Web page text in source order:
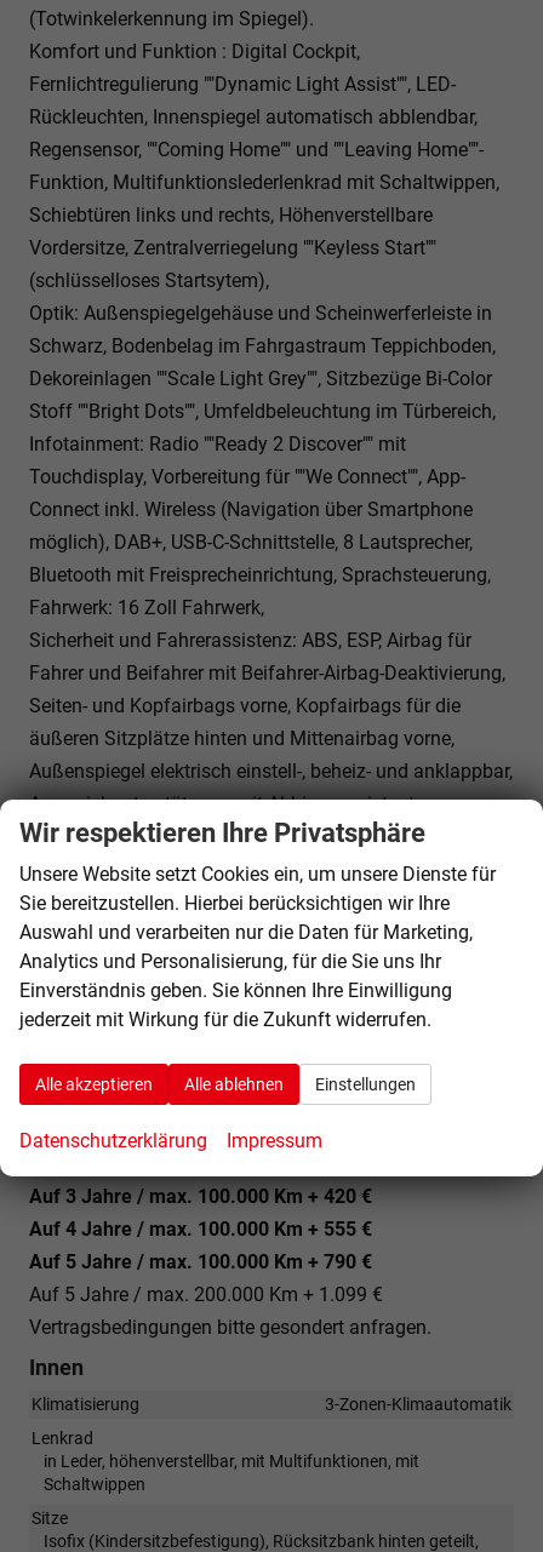
(Totwinkelerkennung im Spiegel).
Komfort und Funktion : Digital Cockpit,
Fernlichtregulierung ""Dynamic Light Assist"", LED-
Rückleuchten, Innenspiegel automatisch abblendbar,
Regensensor, ""Coming Home"" und ""Leaving Home""-
Funktion, Multifunktionslederlenkrad mit Schaltwippen,
Schiebtüren links und rechts, Höhenverstellbare
Vordersitze, Zentralverriegelung ""Keyless Start""
(schlüsselloses Startsytem),
Optik: Außenspiegelgehäuse und Scheinwerferleiste in
Schwarz, Bodenbelag im Fahrgastraum Teppichboden,
Dekoreinlagen ""Scale Light Grey"", Sitzbezüge Bi-Color
Stoff ""Bright Dots"", Umfeldbeleuchtung im Türbereich,
Infotainment: Radio ""Ready 2 Discover"" mit
Touchdisplay, Vorbereitung für ""We Connect"", App-
Connect inkl. Wireless (Navigation über Smartphone
möglich), DAB+, USB-C-Schnittstelle, 8 Lautsprecher,
Bluetooth mit Freisprecheinrichtung, Sprachsteuerung,
Fahrwerk: 16 Zoll Fahrwerk,
Sicherheit und Fahrerassistenz: ABS, ESP, Airbag für
Fahrer und Beifahrer mit Beifahrer-Airbag-Deaktivierung,
Seiten- und Kopfairbags vorne, Kopfairbags für die
äußeren Sitzplätze hinten und Mittenairbag vorne,
Außenspiegel elektrisch einstell-, beheiz- und anklappbar,
Ausweichunterstützung mit Abbiegeassistent,
Automatische Distanzregelung ACC mit ""stop & go"", Tire
Mobility Set, Einparkhilfe im Front- und Heckbereich,
Ausparkassistent und Ausstiegswarner,
Verkehrszeichenerkennung, Ablenkungs- und
Müdigkeitserkennung, Kreuzungsassistent,
Notbremsassistent ""Front Assist"" mit Fußgänger- und
Radfahrererkennung, Notrufsystem eCall,
Reifenkontrollanzeige.
ausl. Ez. und Garantiebeginn ab Kaufdatum /
Endkundennachweis erforderlich.
Auf 3 Jahre / max. 100.000 Km + 420 €
Auf 4 Jahre / max. 100.000 Km + 555 €
Auf 5 Jahre / max. 100.000 Km + 790 €
Auf 5 Jahre / max. 200.000 Km + 1.099 €
Vertragsbedingungen bitte gesondert anfragen.
Innen
Klimatisierung
3-Zonen-Klimaautomatik
Lenkrad
in Leder, höhenverstellbar, mit Multifunktionen, mit
Schaltwippen
Sitze
Isofix (Kindersitzbefestigung), Rücksitzbank hinten geteilt,
Wir respektieren Ihre Privatsphäre
Unsere Website setzt Cookies ein, um unsere Dienste für
Sie bereitzustellen. Hierbei berücksichtigen wir Ihre
Auswahl und verarbeiten nur die Daten für Marketing,
Analytics und Personalisierung, für die Sie uns Ihr
Einverständnis geben. Sie können Ihre Einwilligung
jederzeit mit Wirkung für die Zukunft widerrufen.
Alle akzeptieren Alle ablehnen Einstellungen
Datenschutzerklärung Impressum